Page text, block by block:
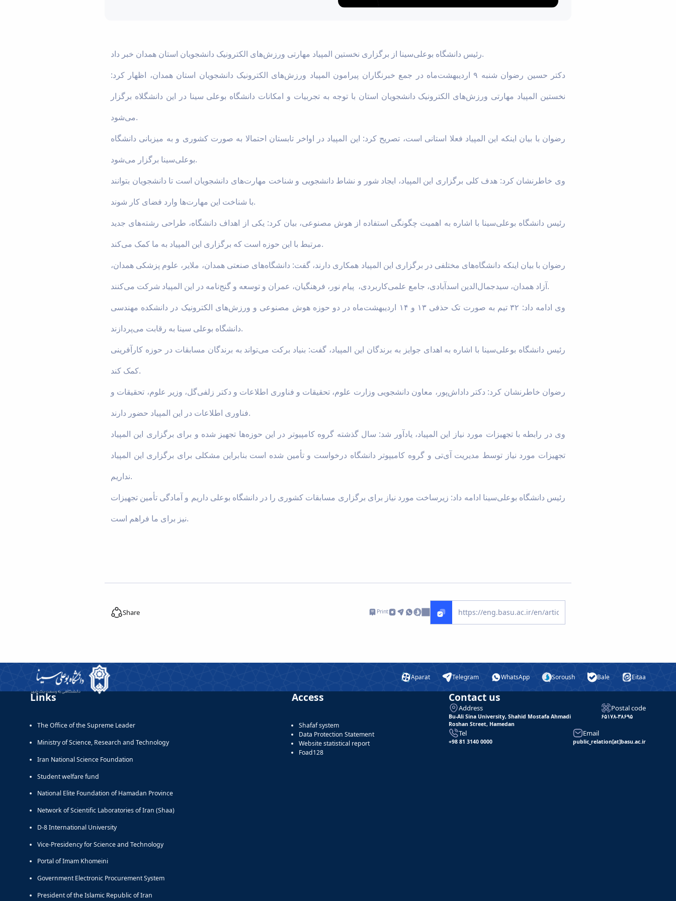
رئیس دانشگاه بوعلی‌سینا از برگزاری نخستین المپیاد مهارتی ورزش‌های الکترونیک دانشجویان استان همدان خبر داد.
دکتر حسین رضوان شنبه ۹ اردیبهشت‌ماه در جمع خبرنگاران پیرامون المپیاد ورزش‌های الکترونیک دانشجویان استان همدان، اظهار کرد:
نخستین المپیاد مهارتی ورزش‌های الکترونیک دانشجویان استان با توجه به تجربیات و امکانات دانشگاه بوعلی سینا در این دانشگلاه برگزار
می‌شود.
رضوان با بیان اینکه این المپیاد فعلا استانی است، تصریح کرد: این المپیاد در اواخر تابستان احتمالا به صورت کشوری و به میزبانی دانشگاه
بوعلی‌سینا برگزار می‌شود.
وی خاطرنشان کرد: هدف کلی برگزاری این المپیاد، ایجاد شور و نشاط دانشجویی و شناخت مهارت‌های دانشجویان است تا دانشجویان بتوانند
با شناخت این مهارت‌ها وارد فضای کار شوند.
رئیس دانشگاه بوعلی‌سینا با اشاره به اهمیت چگونگی استفاده از هوش مصنوعی، بیان کرد: یکی از اهداف دانشگاه، طراحی رشته‌های جدید
مرتبط با این حوزه است که برگزاری این المپیاد به ما کمک می‌کند.
رضوان با بیان اینکه دانشگاه‌های مختلفی در برگزاری این المپیاد همکاری دارند، گفت: دانشگاه‌های صنعتی همدان، ملایر، علوم پزشکی همدان،
آزاد همدان، سیدجمال‌الدین اسدآبادی، جامع علمی‌کاربردی، پیام نور، فرهنگیان، عمران و توسعه و گنج‌نامه در این المپیاد شرکت می‌کنند.
وی ادامه داد: ۳۲ تیم به صورت تک حذفی ۱۳ و ۱۴ اردیبهشت‌ماه در دو حوزه هوش مصنوعی و ورزش‌های الکترونیک در دانشکده مهندسی
دانشگاه بوعلی سینا به رقابت می‌پردازند.
رئیس دانشگاه بوعلی‌سینا با اشاره به اهدای جوایز به برندگان این المپیاد، گفت: بنیاد برکت می‌تواند به برندگان مسابقات در حوزه کارآفرینی
کمک کند.
رضوان خاطرنشان کرد: دکتر داداش‌پور، معاون دانشجویی وزارت علوم، تحقیقات و فناوری اطلاعات و دکتر زلفی‌گل، وزیر علوم، تحقیقات و
فناوری اطلاعات در این المپیاد حضور دارند.
وی در رابطه با تجهیزات مورد نیاز این المپیاد، یادآور شد: سال گذشته گروه کامپیوتر در این حوزه‌ها تجهیز شده‌ و برای برگزاری این المپیاد
تجهیزات مورد نیاز توسط مدیریت آی‌تی و گروه کامیپوتر دانشگاه درخواست و تأمین شده است بنابراین مشکلی برای برگزاری این المپیاد
نداریم.
رئیس دانشگاه بوعلی‌سینا ادامه داد: زیرساخت مورد نیاز برای برگزاری مسابقات کشوری را در دانشگاه بوعلی داریم و آمادگی تأمین تجهیزات
نیز برای ما فراهم است.
Share Print
Aparat Telegram WhatsApp Soroush Bale Eitaa
Links
The Office of the Supreme Leader
Ministry of Science, Research and Technology
Iran National Science Foundation
Student welfare fund
National Elite Foundation of Hamadan Province
Network of Scientific Laboratories of Iran (Shaa)
D-8 International University
Vice-Presidency for Science and Technology
Portal of Imam Khomeini
Government Electronic Procurement System
President of the Islamic Republic of Iran
Access
Shafaf system
Data Protection Statement
Website statistical report
Foad128
Contact us
Address
Bu-Ali Sina University, Shahid Mostafa Ahmadi
Roshan Street, Hamedan
Postal code
۶۵۱۷۸-۳۸۶۹۵
Tel
+98 81 3140 0000
Email
public_relation[at]basu.ac.ir